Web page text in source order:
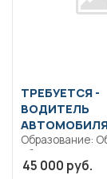
ТРЕБУЕТСЯ -
ВОДИТЕЛЬ
Образование:
образование..
соблюдать
45 000 руб.